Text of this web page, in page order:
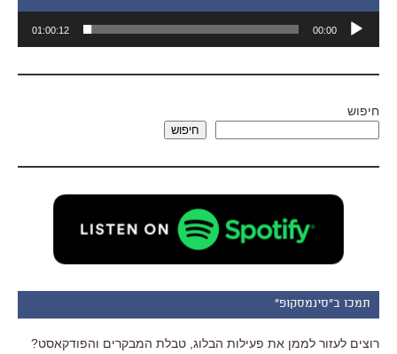
אודיו
00:00
01:00:12
חיפוש
חיפוש
תמכו ב"סינמסקופ"
רוצים לעזור לממן את פעילות הבלוג, טבלת המבקרים והפודקאסט?